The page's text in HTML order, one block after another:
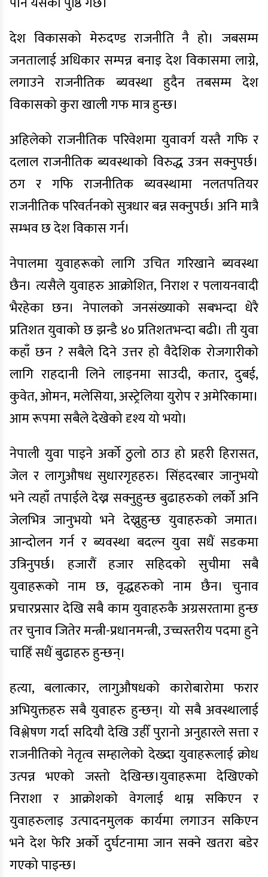
देश विकासको मेरुदण्ड राजनीति नै हो। जबसम्म
जनतालाई अधिकार सम्पन्न बनाइ देश विकासमा लाग्ने,
लगाउने राजनीतिक ब्यवस्था हुदैन तबसम्म देश
विकासको कुरा खाली गफ मात्र हुन्छ।
अहिलेको राजनीतिक परिवेशमा युवावर्ग यस्तै गफि र
दलाल राजनीतिक ब्यवस्थाको विरुद्ध उत्रन सक्नुपर्छ।
ठग र गफि राजनीतिक ब्यवस्थामा नलतपतियर
राजनीतिक परिवर्तनको सुत्रधार बन्न सक्नुपर्छ। अनि मात्रै
सम्भव छ देश विकास गर्न।
नेपालमा युवाहरूको लागि उचित गरिखाने ब्यवस्था
छैन। त्यसैले युवाहरु आक्रोशित, निराश र पलायनवादी
भैरहेका छन। नेपालको जनसंख्याको सबभन्दा धेरै
प्रतिशत युवाको छ झन्डै ४० प्रतिशतभन्दा बढी। ती युवा
कहाँ छन ? सबैले दिने उत्तर हो वैदेशिक रोजगारीको
लागि राहदानी लिने लाइनमा साउदी, कतार, दुबई,
कुवेत, ओमन, मलेसिया, अस्ट्रेलिया युरोप र अमेरिकामा।
आम रूपमा सबैले देखेको दृश्य यो भयो।
नेपाली युवा पाइने अर्को ठुलो ठाउ हो प्रहरी हिरासत,
जेल र लागुऔषध सुधारगृहहरु। सिंहदरबार जानुभयो
भने त्यहाँ तपाईले देख्न सक्नुहुन्छ बुढाहरुको लर्को अनि
जेलभित्र जानुभयो भने देख्नुहुन्छ युवाहरुको जमात।
आन्दोलन गर्न र ब्यवस्था बदल्न युवा सधैं सडकमा
उत्रिनुपर्छ। हजारौं हजार सहिदको सुचीमा सबै
युवाहरूको नाम छ, वृद्धहरुको नाम छैन। चुनाव
प्रचारप्रसार देखि सबै काम युवाहरुकै अग्रसरतामा हुन्छ
तर चुनाव जितेर मन्त्री-प्रधानमन्त्री, उच्चस्तरीय पदमा हुने
चाहिँ सधैं बुढाहरु हुन्छन्।
हत्या, बलात्कार, लागुऔषधको कारोबारोमा फरार
अभियुक्तहरु सबै युवाहरु हुन्छन्। यो सबै अवस्थालाई
विश्लेषण गर्दा सदियौ देखि उहीँ पुरानो अनुहारले सत्ता र
राजनीतिको नेतृत्व सम्हालेको देख्दा युवाहरूलाई क्रोध
उत्पन्न भएको जस्तो देखिन्छ।युवाहरूमा देखिएको
निराशा र आक्रोशको वेगलाई थाम्न सकिएन र
युवाहरुलाइ उत्पादनमुलक कार्यमा लगाउन सकिएन
भने देश फेरि अर्को दुर्घटनामा जान सक्ने खतरा बडेर
गएको पाइन्छ।